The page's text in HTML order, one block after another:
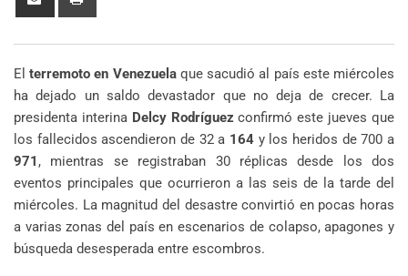
Elterremoto en Venezuelaque sacudió al país este miércoles
ha dejado un saldo devastador que no deja de crecer. La
presidenta interina Delcy Rodríguezconfirmó este jueves que
los fallecidos ascendieron de 32 a 164 y los heridos de 700 a
971 , mientras se registraban 30 réplicas desde los dos
eventos principales que ocurrieron a las seis de la tarde del
miércoles. La magnitud del desastre convirtió en pocas horas
a varias zonas del país en escenarios de colapso, apagones y
búsqueda desesperada entre escombros.